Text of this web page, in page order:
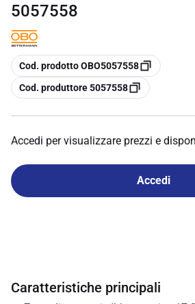
5057558
copia
Cod. prodotto OBO5057558
copia
Cod. produttore 5057558
Accedi per visualizzare prezzi e
Accedi
Caratteristiche principali